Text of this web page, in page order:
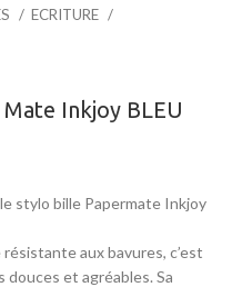
ECRITURE
Inkjoy BLEU
stylo bille Papermate Inkjoy
aux bavures, c’est
douces et agréables. Sa